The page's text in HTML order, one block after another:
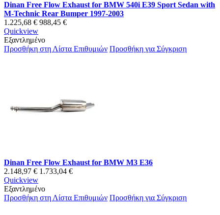
Dinan Free Flow Exhaust for BMW 540i E39 Sport Sedan with
M-Technic Rear Bumper 1997-2003
1.225,68 € 988,45 €
Quickview
Εξαντλημένο
Προσθήκη στη Λίστα Επιθυμιών Προσθήκη για Σύγκριση
Dinan Free Flow Exhaust for BMW M3 E36
2.148,97 € 1.733,04 €
Quickview
Εξαντλημένο
Προσθήκη στη Λίστα Επιθυμιών Προσθήκη για Σύγκριση